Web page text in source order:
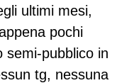
ultimi mesi,
pochi
semi-pubblico in
tg, nessuna